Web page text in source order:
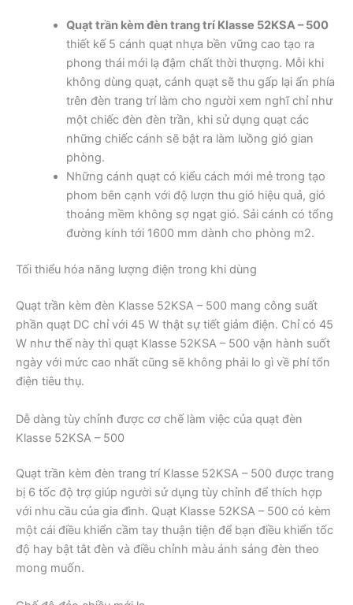
Quạt trần kèm đèn trang trí Klasse 52KSA – 500
thiết kế 5 cánh quạt nhựa bền vững cao tạo ra
phong thái mới lạ đậm chất thời thượng. Mỗi khi
không dùng quạt, cánh quạt sẽ thu gấp lại ẩn phía
trên đèn trang trí làm cho người xem nghĩ chỉ như
một chiếc đèn đèn trần, khi sử dụng quạt các
những chiếc cánh sẽ bật ra làm luồng gió gian
phòng.
Những cánh quạt có kiểu cách mới mẻ trong tạo
phom bên cạnh với độ lượn thu gió hiệu quả, gió
thoảng mềm không sợ ngạt gió. Sải cánh có tổng
đường kính tới 1600 mm dành cho phòng m2.
Tối thiểu hóa năng lượng điện trong khi dùng
Quạt trần kèm đèn Klasse 52KSA – 500 mang công suất
phần quạt DC chỉ với 45 W thật sự tiết giảm điện. Chỉ có 45
W như thế này thì quạt Klasse 52KSA – 500 vận hành suốt
ngày với mức cao nhất cũng sẽ không phải lo gì về phí tổn
điện tiêu thụ.
Dễ dàng tùy chỉnh được cơ chế làm việc của quạt đèn
Klasse 52KSA – 500
Quạt trần kèm đèn trang trí Klasse 52KSA – 500 được trang
bị 6 tốc độ trợ giúp người sử dụng tùy chỉnh để thích hợp
với nhu cầu của gia đình. Quạt Klasse 52KSA – 500 có kèm
một cái điều khiển cầm tay thuận tiện để bạn điều khiển tốc
độ hay bật tắt đèn và điều chỉnh màu ánh sáng đèn theo
mong muốn.